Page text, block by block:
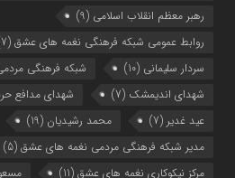
رهبر معظم انقلاب اسلامی (9)
روابط عمومی شبکه فرهنگی نغمه های عشق (7)
سردار سلیمانی (10) شبکه فرهنگی
شهدای اندیمشک (7) شهدای مدافع
عید غدیر (7) محمد رشیدیان (19)
مدیر شبکه فرهنگی مردمی نغمه های عشق (5)
مرکز نیکوکاری نغمه های عشق (11)